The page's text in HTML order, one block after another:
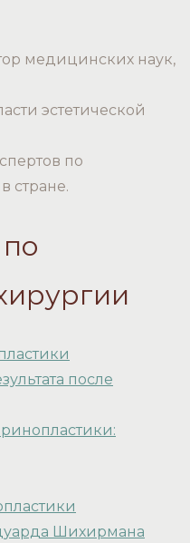
медицинских наук,
эстетической
по
стране.
после
Шихирмана